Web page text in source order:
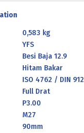
0,583 kg
YFS
Besi Baja 12.9
Hitam Bakar
ISO 4762 / DIN 912
Full Drat
P3.00
M27
90mm